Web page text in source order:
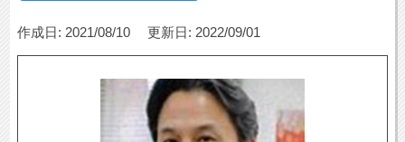
作成日: 2021/08/10 更新日: 2022/09/01